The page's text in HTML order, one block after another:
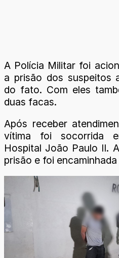
A Polícia Militar foi
a prisão dos suspeitos
do fato. Com eles
duas facas.
Após receber
vítima foi socorrida
Hospital João Paulo II.
prisão e foi